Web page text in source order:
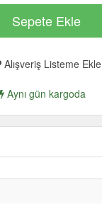
Alışveriş Listeme Ekle
Aynı gün kargoda